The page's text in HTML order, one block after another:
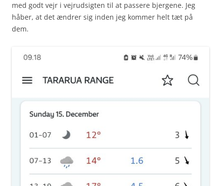
med godt vejr i vejrudsigten til at passere bjergene. Jeg
håber, at det ændrer sig inden jeg kommer helt tæt på
dem.